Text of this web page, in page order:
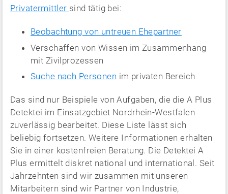
Privatermittler sind tätig bei:
Beobachtung von untreuen Ehepartner
Verschaffen von Wissen im Zusammenhang
mit Zivilprozessen
Suche nach Personen im privaten Bereich
Das sind nur Beispiele von Aufgaben, die die A Plus
Detektei im Einsatzgebiet Nordrhein-Westfalen
zuverlässig bearbeitet. Diese Liste lässt sich
beliebig fortsetzen. Weitere Informationen erhalten
Sie in einer kostenfreien Beratung. Die Detektei A
Plus ermittelt diskret national und international. Seit
Jahrzehnten sind wir zusammen mit unseren
Mitarbeitern sind wir Partner von Industrie,